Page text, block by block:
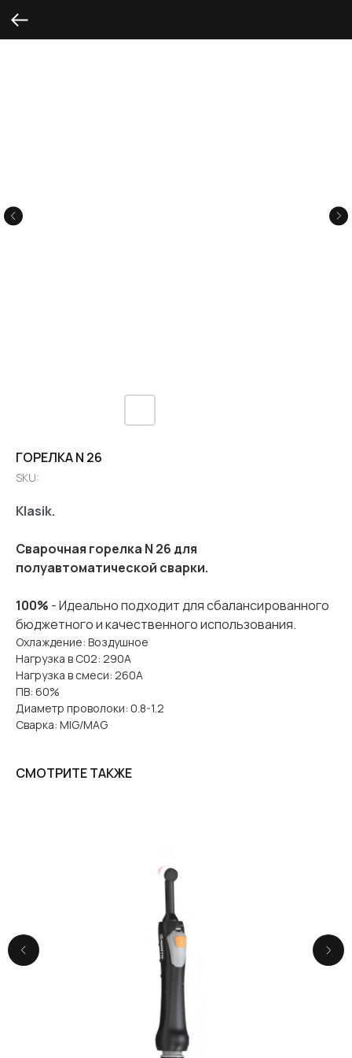
ГОРЕЛКА N 26
SKU:
Klasik.
Сварочная горелка N 26 для
полуавтоматической сварки.
100% - Идеально подходит для сбалансированного
бюджетного и качественного использования.
Охлаждение: Воздушное
Нагрузка в С02: 290А
Нагрузка в смеси: 260А
ПВ: 60%
Диаметр проволоки: 0.8-1.2
Сварка: MIG/MAG
СМОТРИТЕ ТАКЖЕ